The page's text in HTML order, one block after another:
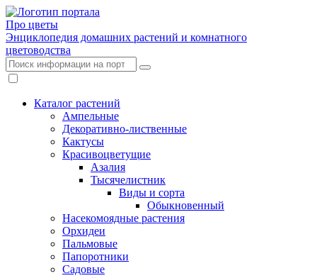
Про цветы
Энциклопедия домашних растений и комнатного
цветоводства
Каталог растений
Ампельные
Декоративно-лиственные
Кактусы
Красивоцветущие
Азалия
Тысячелистник
Виды и сорта
Обыкновенный
Насекомоядные растения
Орхидеи
Пальмовые
Папоротники
Садовые